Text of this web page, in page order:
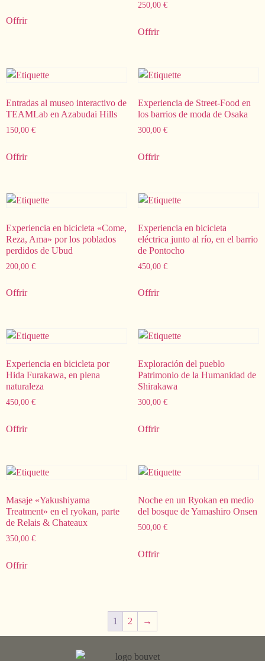
Offrir
250,00 €
Offrir
Entradas al museo interactivo de
TEAMLab en Azabudai Hills
150,00 €
Offrir
Experiencia de Street-Food en
los barrios de moda de Osaka
300,00 €
Offrir
Experiencia en bicicleta «Come,
Reza, Ama» por los poblados
perdidos de Ubud
200,00 €
Offrir
Experiencia en bicicleta
eléctrica junto al río, en el barrio
de Pontocho
450,00 €
Offrir
Experiencia en bicicleta por
Hida Furakawa, en plena
naturaleza
450,00 €
Offrir
Exploración del pueblo
Patrimonio de la Humanidad de
Shirakawa
300,00 €
Offrir
Masaje «Yakushiyama
Treatment» en el ryokan, parte
de Relais & Chateaux
350,00 €
Offrir
Noche en un Ryokan en medio
del bosque de Yamashiro Onsen
500,00 €
Offrir
1 2 →